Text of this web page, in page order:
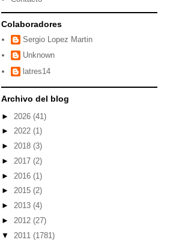
Colaboradores
Sergio Lopez Martin
Unknown
latres14
Archivo del blog
► 2026 (41)
► 2022 (1)
► 2018 (3)
► 2017 (2)
► 2016 (1)
► 2015 (2)
► 2013 (4)
► 2012 (27)
▼ 2011 (1781)